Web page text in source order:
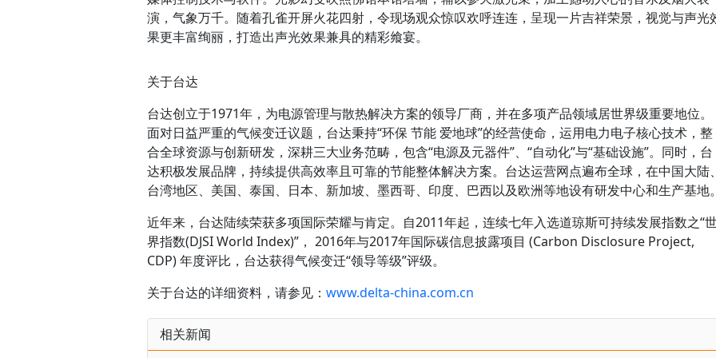
演，气象万千。随着孔雀开屏火花四射，令现场观众惊叹欢呼连连，呈现一片吉祥荣景，视觉与声光
果更丰富绚丽，打造出声光效果兼具的精彩飨宴。
关于台达
台达创立于1971年，为电源管理与散热解决方案的领导厂商，并在多项产品领域居世界级重要地位。
面对日益严重的气候变迁议题，台达秉持“环保 节能 爱地球”的经营使命，运用电力电子核心技术，整
合全球资源与创新研发，深耕三大业务范畴，包含“电源及元器件”、“自动化”与“基础设施”。同时，台
达积极发展品牌，持续提供高效率且可靠的节能整体解决方案。台达运营网点遍布全球，在中国大陆、
台湾地区、美国、泰国、日本、新加坡、墨西哥、印度、巴西以及欧洲等地设有研发中心和生产基地。
近年来，台达陆续荣获多项国际荣耀与肯定。自2011年起，连续七年入选道琼斯可持续发展指数之“
界指数(DJSI World Index)”， 2016年与2017年国际碳信息披露项目 (Carbon Disclosure Project,
CDP) 年度评比，台达获得气候变迁“领导等级”评级。
关于台达的详细资料，请参见： www.delta-china.com.cn
相关新闻